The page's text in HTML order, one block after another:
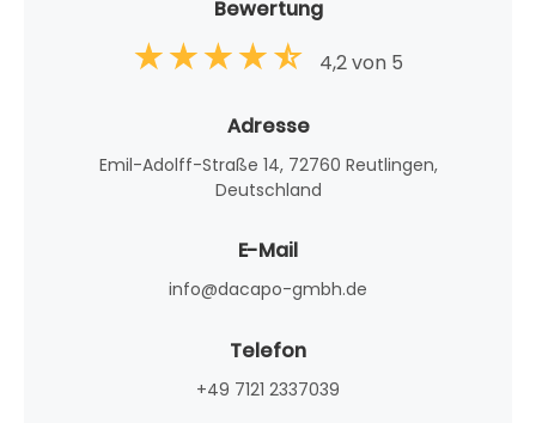
Bewertung
4,2 von 5
Adresse
Emil-Adolff-Straße 14, 72760 Reutlingen,
Deutschland
E-Mail
info@dacapo-gmbh.de
Telefon
+49 7121 2337039